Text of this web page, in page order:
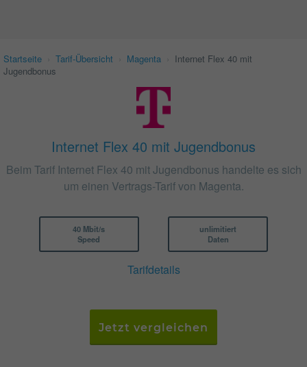
Startseite Tarif-Übersicht Magenta
Internet Flex 40 mit
Jugendbonus
Internet Flex 40 mit Jugendbonus
Beim Tarif Internet Flex 40 mit Jugendbonus handelte es sich
um einen Vertrags-Tarif von Magenta.
40 Mbit/s
Speed
unlimitiert
Daten
Tarifdetails
Jetzt vergleichen